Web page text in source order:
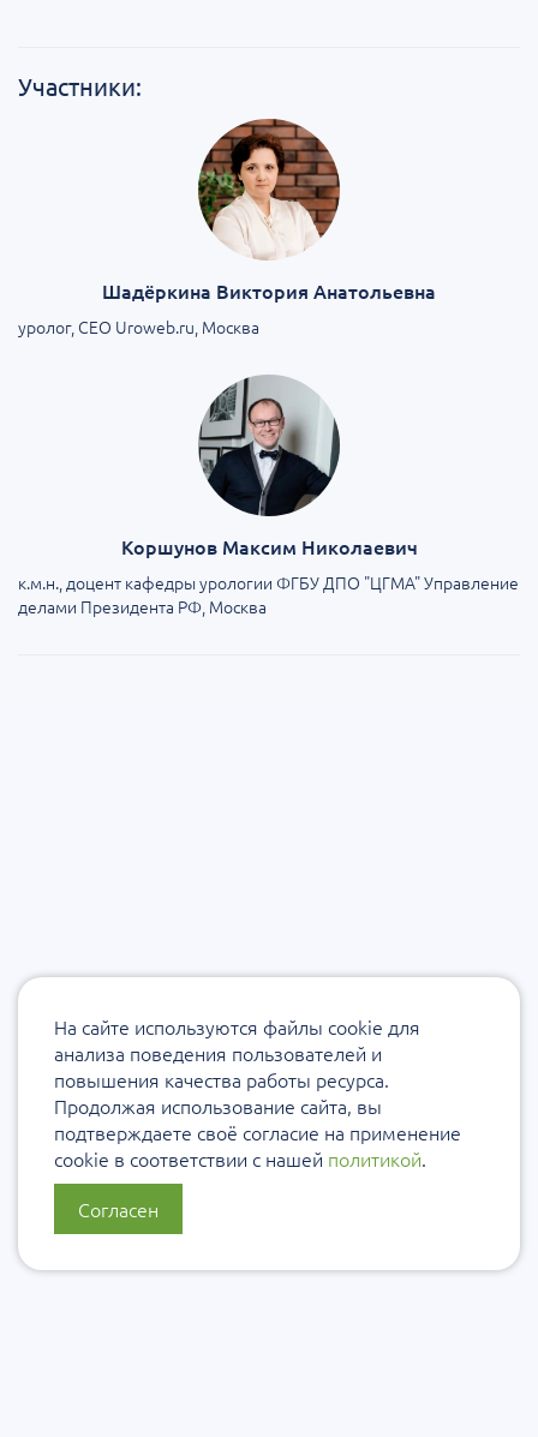
Участники:
Шадёркина Виктория Анатольевна
уролог, CEO Uroweb.ru, Москва
Коршунов Максим Николаевич
к.м.н., доцент кафедры урологии ФГБУ ДПО "ЦГМА" Управление
делами Президента РФ, Москва
На сайте используются файлы cookie для
анализа поведения пользователей и
повышения качества работы ресурса.
Продолжая использование сайта, вы
подтверждаете своё согласие на применение
cookie в соответствии с нашей политикой.
Согласен